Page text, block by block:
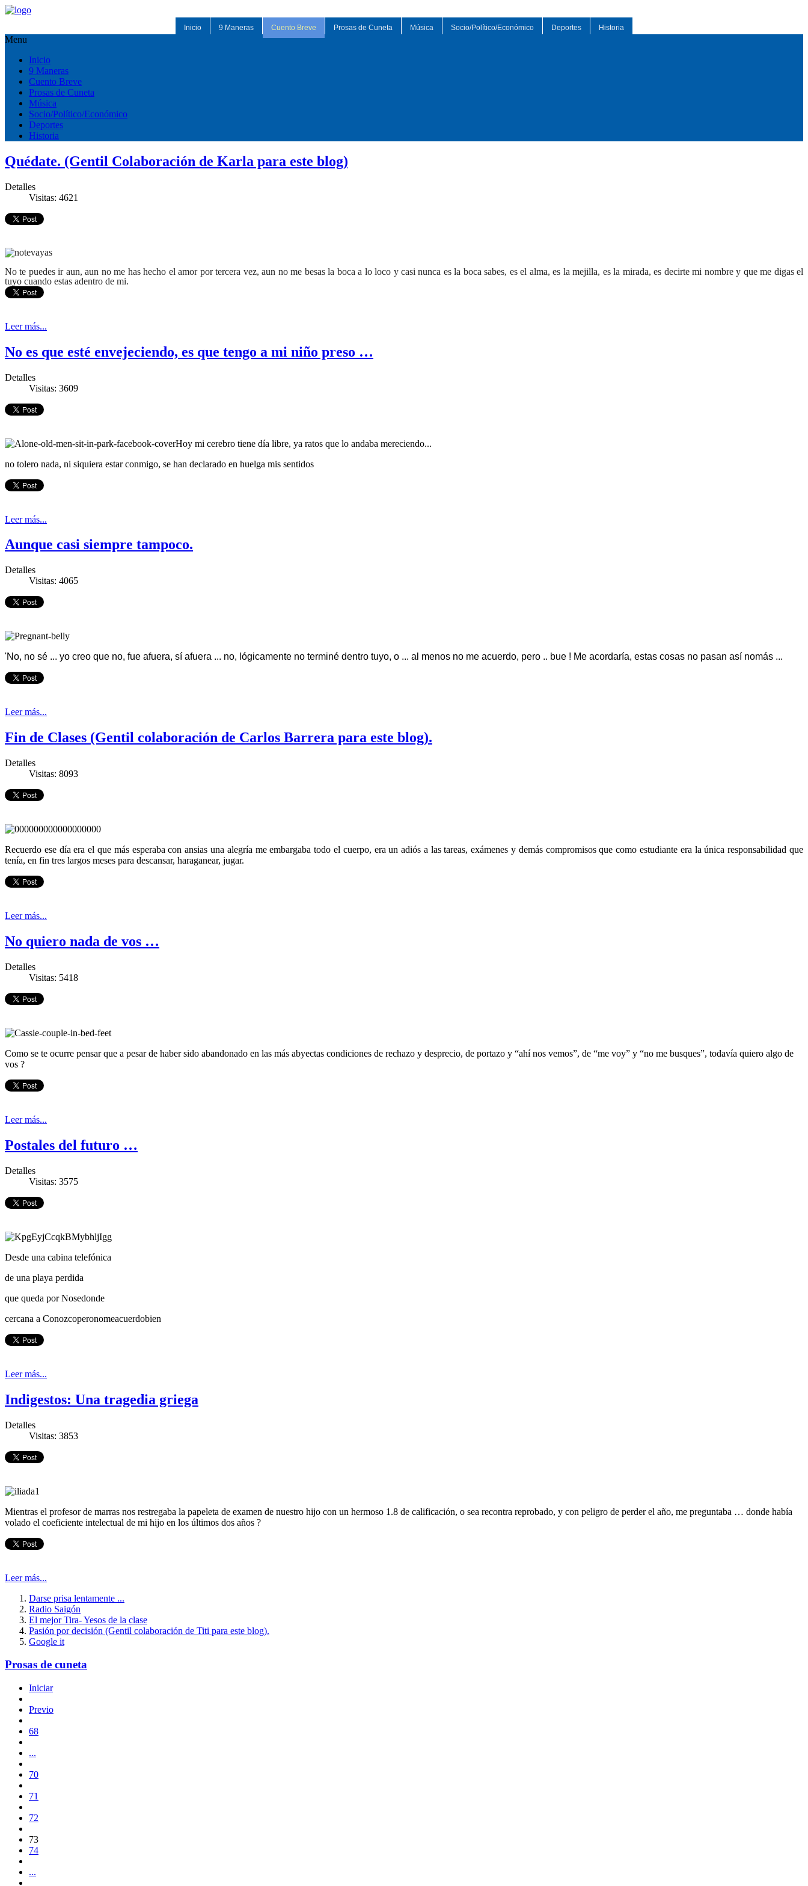
Inicio 9 Maneras Cuento Breve Prosas de Cuneta Música Socio/Político/Económico Deportes Historia
Menu
Inicio
9 Maneras
Cuento Breve
Prosas de Cuneta
Música
Socio/Político/Económico
Deportes
Historia
Quédate. (Gentil Colaboración de Karla para este blog)
Detalles
Visitas: 4621
No te puedes ir aun, aun no me has hecho el amor por tercera vez, aun no me besas la boca a lo loco y casi nunca es la boca sabes, es el alma, es la mejilla, es la mirada, es decirte mi nombre y que me digas el
tuyo cuando estas adentro de mi.
Leer más...
No es que esté envejeciendo, es que tengo a mi niño preso …
Detalles
Visitas: 3609
Hoy mi cerebro tiene día libre, ya ratos que lo andaba mereciendo...
no tolero nada, ni siquiera estar conmigo, se han declarado en huelga mis sentidos
Leer más...
Aunque casi siempre tampoco.
Detalles
Visitas: 4065
'No, no sé ... yo creo que no, fue afuera, sí afuera ... no, lógicamente no terminé dentro tuyo, o ... al menos no me acuerdo, pero .. bue ! Me acordaría, estas cosas no pasan así nomás ...
Leer más...
Fin de Clases (Gentil colaboración de Carlos Barrera para este blog).
Detalles
Visitas: 8093
Recuerdo ese día era el que más esperaba con ansias una alegría me embargaba todo el cuerpo, era un adiós a las tareas, exámenes y demás compromisos que como estudiante era la única responsabilidad que
tenía, en fin tres largos meses para descansar, haraganear, jugar.
Leer más...
No quiero nada de vos …
Detalles
Visitas: 5418
Como se te ocurre pensar que a pesar de haber sido abandonado en las más abyectas condiciones de rechazo y desprecio, de portazo y “ahí nos vemos”, de “me voy” y “no me busques”, todavía quiero algo de
vos ?
Leer más...
Postales del futuro …
Detalles
Visitas: 3575
Desde una cabina telefónica
de una playa perdida
que queda por Nosedonde
cercana a Conozcoperonomeacuerdobien
Leer más...
Indigestos: Una tragedia griega
Detalles
Visitas: 3853
Mientras el profesor de marras nos restregaba la papeleta de examen de nuestro hijo con un hermoso 1.8 de calificación, o sea recontra reprobado, y con peligro de perder el año, me preguntaba … donde había
volado el coeficiente intelectual de mi hijo en los últimos dos años ?
Leer más...
Darse prisa lentamente ...
Radio Saigón
El mejor Tira- Yesos de la clase
Pasión por decisión (Gentil colaboración de Titi para este blog).
Google it
Prosas de cuneta
Iniciar
Previo
68
...
70
71
72
73
74
...